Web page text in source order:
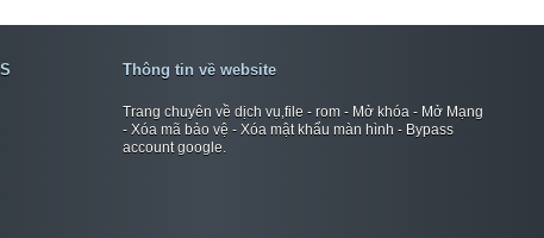
Thông tin về website
Trang chuyên về dịch vụ,file - rom - Mở khóa - Mở Mạng
- Xóa mã bảo vệ - Xóa mật khẩu màn hình - Bypass
account google.